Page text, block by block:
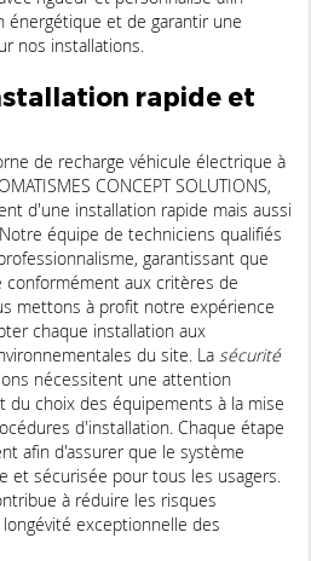
énergétique et de garantir une
nos installations.
rapide et
de recharge véhicule électrique à
CONCEPT SOLUTIONS,
d'une installation rapide mais aussi
équipe de techniciens qualifiés
garantissant que
aux critères de
mettons à profit notre expérience
chaque installation aux
du site. La sécurité
nécessitent une attention
du choix des équipements à la mise
d'installation. Chaque étape
afin d'assurer que le système
et sécurisée pour tous les usagers.
à réduire les risques
exceptionnelle des